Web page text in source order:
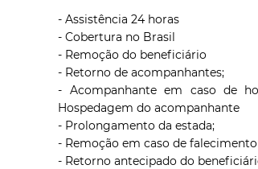
- Assistência 24 horas
- Cobertura no Brasil
‑ Remoção do beneficiário
- Retorno de acompanhantes;
‑ Acompanhante em caso de
Hospedagem do acompanhante
- Prolongamento da estada;
‑ Remoção em caso de
‑ Retorno antecipado do